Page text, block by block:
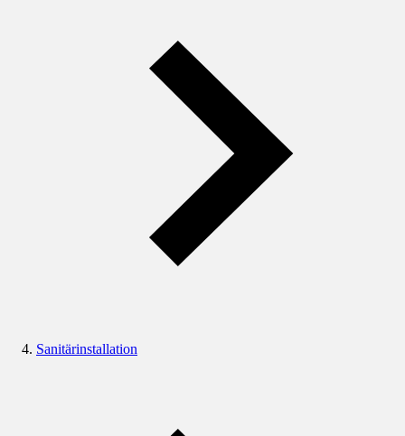
Sanitärinstallation